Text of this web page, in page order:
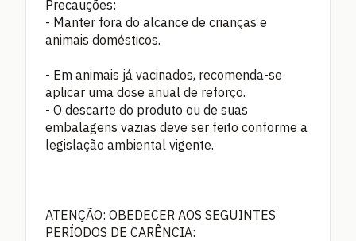
Precauções:
- Manter fora do alcance de crianças e
animais domésticos.
- Em animais já vacinados, recomenda-se
aplicar uma dose anual de reforço.
- O descarte do produto ou de suas
embalagens vazias deve ser feito conforme a
legislação ambiental vigente.
ATENÇÃO: OBEDECER AOS SEGUINTES
PERÍODOS DE CARÊNCIA: